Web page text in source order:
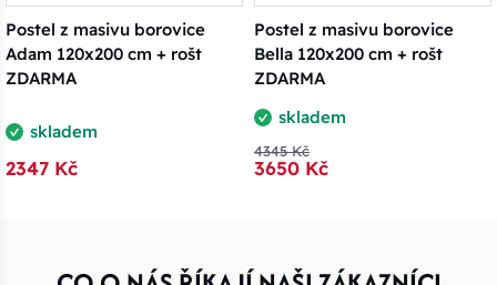
Postel z masivu borovice
Adam 120x200 cm + rošt
ZDARMA
skladem
2347 Kč
Postel z masivu borovice
Bella 120x200 cm + rošt
ZDARMA
skladem
4345 Kč
3650 Kč